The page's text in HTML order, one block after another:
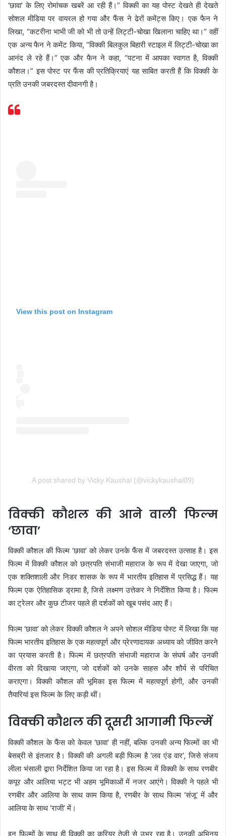
‘छावा’ के लिए रोमांचक खबरें आ रही हैं।” विक्की का यह पोस्ट देखते ही देखते
सोशल मीडिया पर वायरल हो गया और फैंस ने ढेरों कमेंट्स किए। एक फैन ने
लिखा, “कटरीना भाभी जी को भी तो उन्हें लिट्टी-चोखा खिलाना चाहिए था।” वहीं
एक अन्य फैन ने कमेंट किया, “विक्की बिलकुल बिहारी स्टाइल में लिट्टी-चोखा का
आनंद ले रहे हैं।” एक और फैन ने कहा, “पटना में आपका स्वागत है, विक्की
कौशल।” इस पोस्ट पर फैंस की प्रतिक्रियाएं यह साबित करती हैं कि विक्की के
प्रति उनकी जबरदस्त दीवानगी है।
View this post on Instagram
A post shared by Vicky Kaushal (@vickykaushal09)
विक्की कौशल की आने वाली फिल्म
‘छावा’
विक्की कौशल की फिल्म ‘छावा’ को लेकर उनके फैंस में जबरदस्त उत्साह है। इस
फिल्म में विक्की कौशल को छत्रपति संभाजी महाराज के रूप में देखा जाएगा, जो
एक शक्तिशाली और निडर शासक के रूप में भारतीय इतिहास में प्रसिद्ध हैं। यह
फिल्म एक ऐतिहासिक ड्रामा है, जिसे लक्ष्मण उत्तेकर ने निर्देशित किया है। फिल्म
का ट्रेलर और कुछ टीजर पहले ही दर्शकों को खूब पसंद आए हैं।
फिल्म ‘छावा’ को लेकर विक्की कौशल ने अपने सोशल मीडिया पोस्ट में लिखा कि यह
फिल्म भारतीय इतिहास के एक महत्वपूर्ण और प्रेरणादायक अध्याय को जीवित करने
का प्रयास करती है। फिल्म में छत्रपति संभाजी महाराज के संघर्ष और उनकी
वीरता को दिखाया जाएगा, जो दर्शकों को उनके साहस और शौर्य से परिचित
कराएगा। विक्की कौशल की भूमिका इस फिल्म में महत्वपूर्ण होगी, और उनकी
तैयारियां इस फिल्म के लिए कड़ी थीं।
विक्की कौशल की दूसरी आगामी फिल्में
विक्की कौशल के फैंस को केवल ‘छावा’ ही नहीं, बल्कि उनकी अन्य फिल्मों का भी
बेसब्री से इंतजार है। विक्की की अगली बड़ी फिल्म है ‘लव एंड वार’, जिसे संजय
लीला भंसाली द्वारा निर्देशित किया जा रहा है। इस फिल्म में विक्की के साथ रणबीर
कपूर और आलिया भट्ट भी अहम भूमिकाओं में नजर आएंगे। विक्की ने पहले भी
रणबीर और आलिया के साथ काम किया है, रणबीर के साथ फिल्म ‘संजू’ में और
आलिया के साथ ‘राजी’ में।
इन फिल्मों के साथ ही विक्की का करियर तेजी से उभर रहा है। उनकी अभिनय